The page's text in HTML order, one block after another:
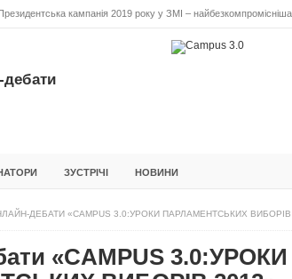
кампанія 2019 року у ЗМІ –
дебати #Відповідальне лідерство. Випуск 3
ЗУСТРІЧІ НОВИНИ
ДЕБАТИ «CAMPUS 3.0:УРОКИ ПАРЛАМЕНТСЬКИХ ВИБОРІВ
«CAMPUS 3.0:УРОКИ